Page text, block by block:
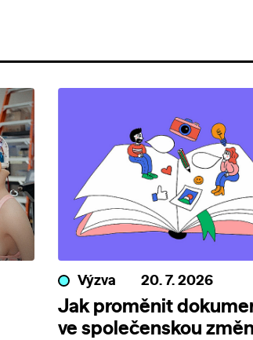
Výzva 20. 7. 2026
Jak proměnit
ve společenskou